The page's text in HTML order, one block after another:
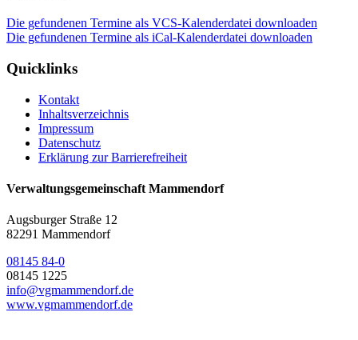
Die gefundenen Termine als VCS-Kalenderdatei downloaden
Die gefundenen Termine als iCal-Kalenderdatei downloaden
Quicklinks
Kontakt
Inhaltsverzeichnis
Impressum
Datenschutz
Erklärung zur Barrierefreiheit
Verwaltungsgemeinschaft Mammendorf
Augsburger Straße 12
82291 Mammendorf
08145 84-0
08145 1225
info@vgmammendorf.de
www.vgmammendorf.de